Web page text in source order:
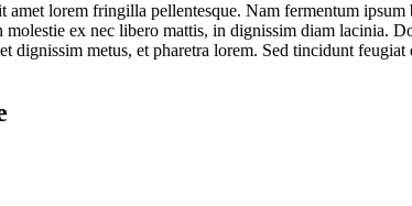
amet lorem fringilla pellentesque. Nam fermentum
ex nec libero mattis, in dignissim diam lacinia.
dignissim metus, et pharetra lorem. Sed tincidunt